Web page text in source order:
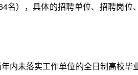
），具体的招聘单位、招聘岗位、
内未落实工作单位的全日制高校毕